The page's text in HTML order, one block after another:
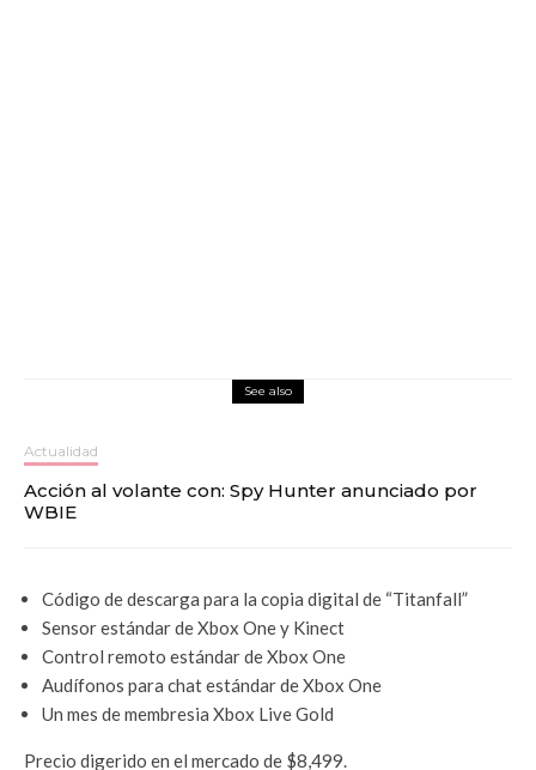
See also
Actualidad
Acción al volante con: Spy Hunter anunciado por
WBIE
Código de descarga para la copia digital de “Titanfall”
Sensor estándar de Xbox One y Kinect
Control remoto estándar de Xbox One
Audífonos para chat estándar de Xbox One
Un mes de membresia Xbox Live Gold
Precio digerido en el mercado de $8,499.